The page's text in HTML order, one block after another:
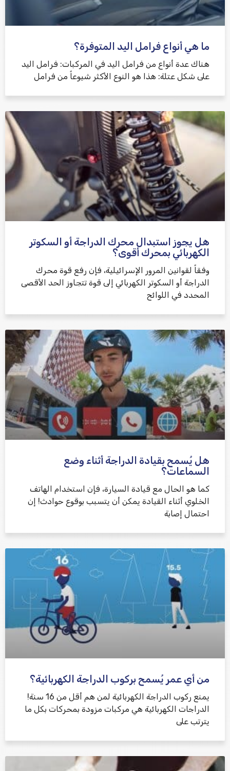
ما هي أنواع فرامل اليد المتوفرة؟
هناك عدة أنواع من فرامل اليد في المركبات: فرامل اليد
على شكل عتلة: هذا هو النوع الأكثر شيوعاً من فرامل
هل يجوز استبدال محرك الدراجة أو السكوتر
الكهربائي بمحرك أقوى؟
وفقاً لقوانين المرور الإسرائيلية، فإن رفع قوة محرك
الدراجة أو السكوتر الكهربائي إلى قوة تتجاوز الحد الأقصى
المحدد في اللوائح
هل يُسمح بقيادة الدراجة أثناء وضع
السماعات؟
كما هو الحال مع قيادة السيارة، فإن استخدام الهاتف
الخلوي أثناء القيادة يمكن أن يتسبب بوقوع حوادث! إن
احتمال إصابة
من أي عمر يُسمح بركوب الدراجة الكهربائية؟
يمنع ركوب الدراجة الكهربائية لمن هم أقل من 16 سنة!
الدراجات الكهربائية هي مركبات مزودة بمحركات بكل ما
يترتب على